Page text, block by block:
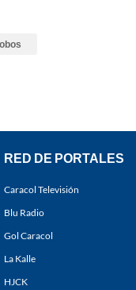
RED DE PORTALES
Caracol Televisión
Blu Radio
Gol Caracol
La Kalle
HJCK